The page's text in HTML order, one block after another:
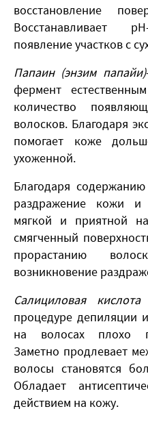
восстановление
Восстанавливает
появление участков с
Папаин (энзим папайи)
фермент
количество
волосков. Благодаря
помогает коже
ухоженной.
Благодаря содержанию
раздражение кожи и
мягкой и приятной
смягченный
прорастанию
возникновение
Салициловая кислота
процедуре депиляции
на волосах плохо
Заметно продлевает
волосы становятся
Обладает
действием на кожу.